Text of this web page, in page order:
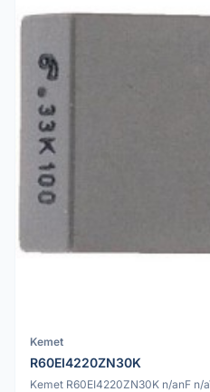
Kemet
R60EI4220ZN30K
Kemet R60EI4220ZN30K n/anF n/